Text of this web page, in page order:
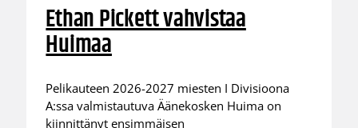
Ethan Pickett vahvistaa
Huimaa
Pelikauteen 2026-2027 miesten I Divisioona
A:ssa valmistautuva Äänekosken Huima on
kiinnittänyt ensimmäisen